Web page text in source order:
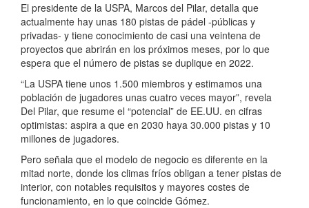
El presidente de la USPA, Marcos del Pilar, detalla que
actualmente hay unas 180 pistas de pádel -públicas y
privadas- y tiene conocimiento de casi una veintena de
proyectos que abrirán en los próximos meses, por lo que
espera que el número de pistas se duplique en 2022.
“La USPA tiene unos 1.500 miembros y estimamos una
población de jugadores unas cuatro veces mayor”, revela
Del Pilar, que resume el “potencial” de EE.UU. en cifras
optimistas: aspira a que en 2030 haya 30.000 pistas y 10
millones de jugadores.
Pero señala que el modelo de negocio es diferente en la
mitad norte, donde los climas fríos obligan a tener pistas de
interior, con notables requisitos y mayores costes de
funcionamiento, en lo que coincide Gómez.